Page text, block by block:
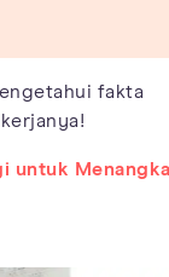
fakta
untuk